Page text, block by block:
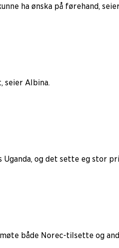
ha ønska på førehand,
seier Albina.
og det sette eg stor
både Norec-tilsette og